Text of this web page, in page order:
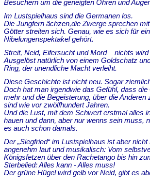
Besuchern um die geneigten Ohren und
Im Lustspielhaus sind die Germanen los.
Die Jungfern ächzen,die Zwerge sprechen
Götter streiten sich. Genau, wie es sich für
Nibelungenspektakel gehört.
Streit, Neid, Eifersucht und Mord – nichts
Ausgelöst natürlich von einem Goldschatz
Ring, der unendliche Macht verleiht.
Diese Geschichte ist nicht neu. Sogar
Doch hat man irgendwie das Gefühl, dass
mehr und die Begeisterung, über die Anderen
sind wie vor zwölfhundert Jahren.
Und die Lust, mit dem Schwert erstmal alles
hauen und dann, aber nur wenns sein muss,
es auch schon damals.
Der „Siegfried“ im Lustspielhaus ist aber
angenehm laut und musikalisch: Vom
Königsfetzen über den Rachetango bis hin
Sterbelied: Alles kann - Alles muss!
Der grüne Hügel wird gelb vor Neid, gibt es